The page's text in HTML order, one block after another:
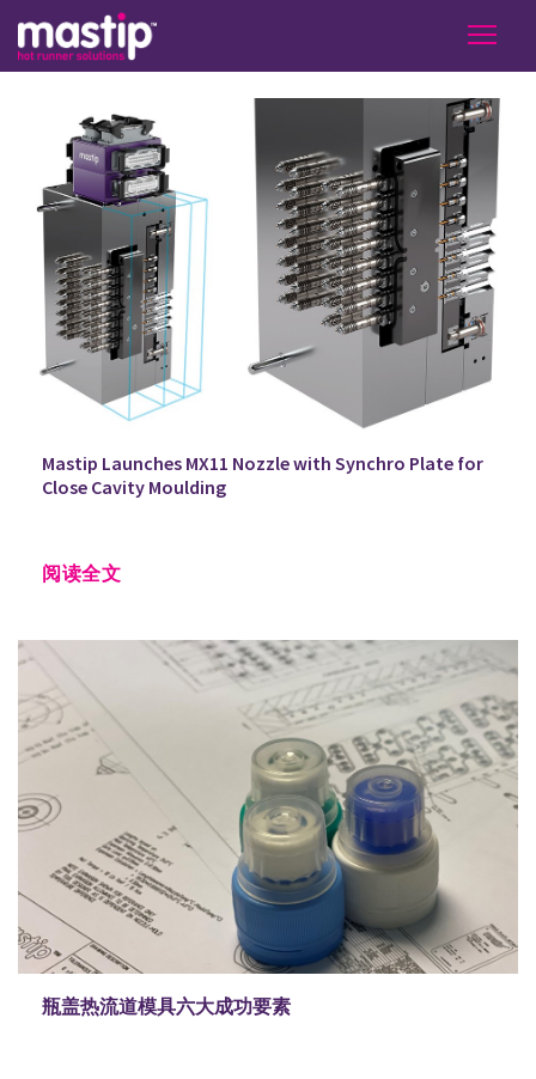
Mastip Launches MX11 Nozzle with Synchro Plate for
Close Cavity Moulding
阅读全文
瓶盖热流道模具六大成功要素